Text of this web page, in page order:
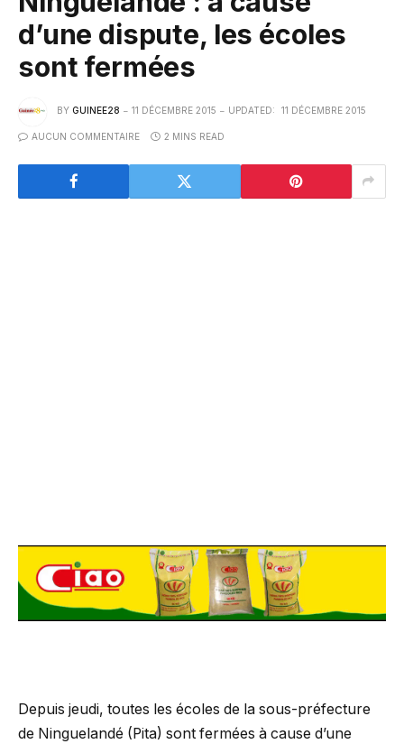
d’une dispute, les écoles
sont fermées
BY GUINEE28 11 DÉCEMBRE 2015 UPDATED: 11 DÉCEMBRE 2015
AUCUN COMMENTAIRE 2 MINS READ
Depuis jeudi, toutes les écoles de la sous-préfecture
de Ninguelandé (Pita) sont fermées à cause d’une